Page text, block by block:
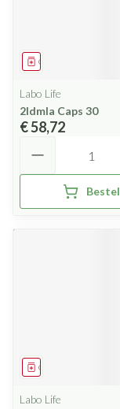
Geneesmiddel
Labo Life
2ldmla Caps 30
€ 58,72
Bestel
Geneesmiddel
Labo Life